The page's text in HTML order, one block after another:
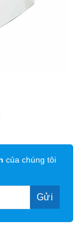
của chúng tôi